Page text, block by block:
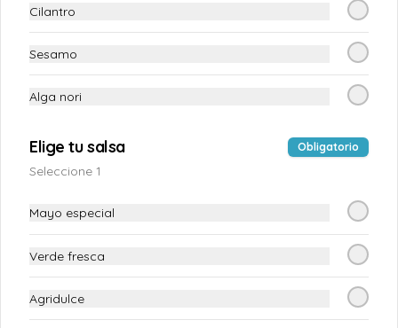
$5.500
Cilantro
Sesamo
Alga nori
Elige tu salsa Obligatorio
Seleccione 1
Mayo especial
Verde fresca
Agridulce